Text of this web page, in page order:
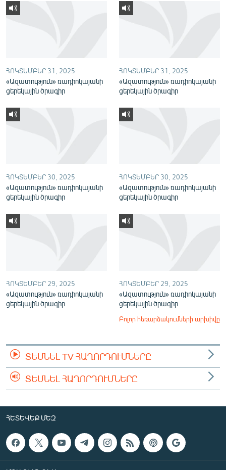
Հայերեն
ՀԵՏԵՎԵՔ ՄԵԶ
ՀՈԿՏԵՄԲԵՐ 31, 2025
«Ազատություն» ռադիոկայանի
ցերեկային ծրագիր
ՀՈԿՏԵՄԲԵՐ 31, 2025
«Ազատություն» ռադիոկայանի
ցերեկային ծրագիր
ՀՈԿՏԵՄԲԵՐ 30, 2025
«Ազատություն» ռադիոկայանի
ցերեկային ծրագիր
ՀՈԿՏԵՄԲԵՐ 30, 2025
«Ազատություն» ռադիոկայանի
ցերեկային ծրագիր
ՀՈԿՏԵՄԲԵՐ 29, 2025
«Ազատություն» ռադիոկայանի
ցերեկային ծրագիր
ՀՈԿՏԵՄԲԵՐ 29, 2025
«Ազատություն» ռադիոկայանի
ցերեկային ծրագիր
Բոլոր հեռարձակումների արխիվը
ՏԵՍՆԵԼ TV ՀԱՂՈՐԴՈՒՄՆԵՐԸ
ՏԵՍՆԵԼ ՀԱՂՈՐԴՈՒՄՆԵՐԸ
ՀԵՏԵՎԵՔ ՄԵԶ